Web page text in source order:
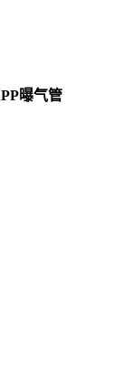
曝气管